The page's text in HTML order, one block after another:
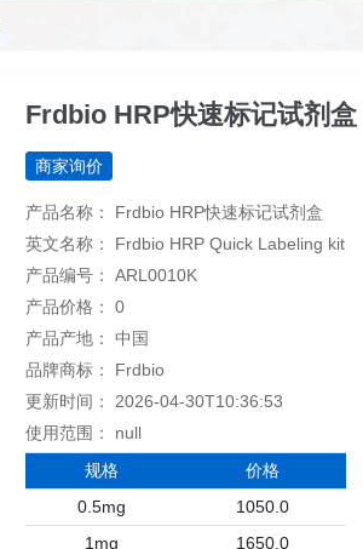
Frdbio HRP快速标记试剂盒
商家询价
产品名称： Frdbio HRP快速标记试剂盒
英文名称： Frdbio HRP Quick Labeling kit
产品编号： ARL0010K
产品价格： 0
产品产地： 中国
品牌商标： Frdbio
更新时间： 2026-04-30T10:36:53
使用范围： null
规格
价格
0.5mg
1050.0
1mg
1650.0